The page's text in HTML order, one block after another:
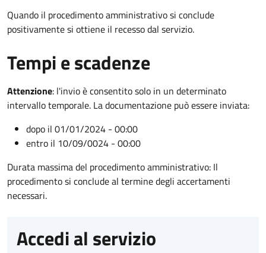
Quando il procedimento amministrativo si conclude
positivamente si ottiene il recesso dal servizio.
Tempi e scadenze
Attenzione: l'invio è consentito solo in un determinato
intervallo temporale. La documentazione può essere inviata:
dopo il 01/01/2024 - 00:00
entro il 10/09/0024 - 00:00
Durata massima del procedimento amministrativo: Il
procedimento si conclude al termine degli accertamenti
necessari.
Accedi al servizio